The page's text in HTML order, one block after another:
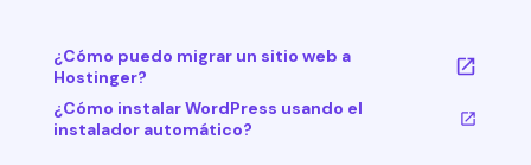
¿Cómo puedo migrar un sitio web a
Hostinger?
¿Cómo instalar WordPress usando el
instalador automático?